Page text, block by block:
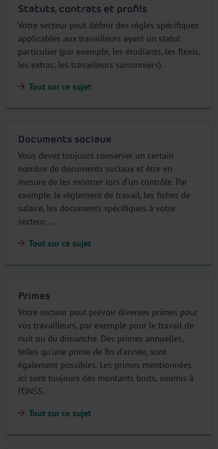
Statuts, contrats et profils
Votre secteur peut définir des règles spécifiques
applicables aux travailleurs ayant un statut
particulier (par exemple, les étudiants, les flexis,
les extras, les travailleurs saisonniers).
Tout sur ce sujet
Documents sociaux
Vous devez toujours conserver un certain
nombre de documents sociaux et être en
mesure de les montrer lors d'un contrôle. Par
exemple, le règlement de travail, les fiches de
salaire, les documents spécifiques à votre
secteur, ...
Tout sur ce sujet
Primes
Votre secteur peut prévoir diverses primes pour
vos travailleurs, par exemple pour le travail de
nuit ou du dimanche. Des primes annuelles,
telles qu'une prime de fin d'année, sont
également possibles. Les primes mentionnées
ici sont toujours des montants bruts, soumis à
l’ONSS.
Tout sur ce sujet